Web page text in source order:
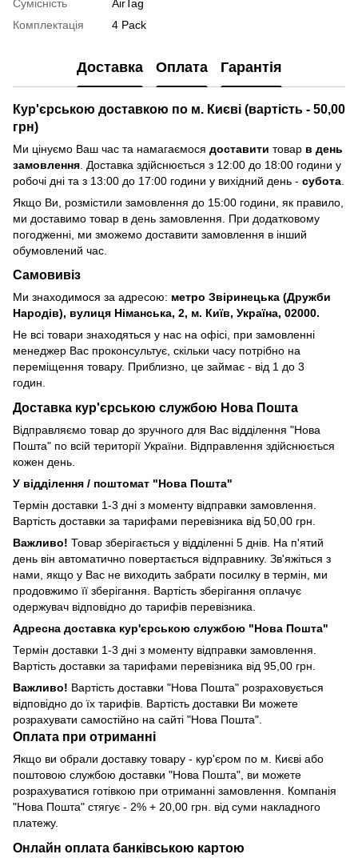
Сумісність
AirTag
Комплектація
4 Pack
Доставка Оплата Гарантія
Кур'єрською доставкою по м. Києві (вартість - 50,00
грн)
Ми цінуємо Ваш час та намагаємося доставити товар в день
замовлення . Доставка здійснюється з 12:00 до 18:00 години у
робочі дні та з 13:00 до 17:00 години у вихідний день - субота
Якщо Ви, розмістили замовлення до 15:00 години, як правило,
ми доставимо товар в день замовлення. При додатковому
погодженні, ми зможемо доставити замовлення в інший
обумовлений час.
Самовивіз
Ми знаходимося за адресою: метро Звіринецька (Дружби
Народів), вулиця Німанська, 2, м. Київ, Україна, 02000.
Не всі товари знаходяться у нас на офісі, при замовленні
менеджер Вас проконсультує, скільки часу потрібно на
переміщення товару. Приблизно, це займає - від 1 до 3
годин.
Доставка кур'єрською службою Нова Пошта
Відправляємо товар до зручного для Вас відділення "Нова
Пошта" по всій території України. Відправлення здійснюється
кожен день.
У відділення / поштомат "Нова Пошта"
Термін доставки 1-3 дні з моменту відправки замовлення.
Вартість доставки за тарифами перевізника від 50,00 грн.
Важливо! Товар зберігається у відділенні 5 днів. На п'ятий
день він автоматично повертається відправнику. Зв'яжіться з
нами, якщо у Вас не виходить забрати посилку в термін, ми
продовжимо її зберігання. Вартість зберігання оплачує
одержувач відповідно до тарифів перевізника.
Адресна доставка кур'єрською службою "Нова Пошта"
Термін доставки 1-3 дні з моменту відправки замовлення.
Вартість доставки за тарифами перевізника від 95,00 грн.
Важливо! Вартість доставки "Нова Пошта" розраховується
відповідно до їх тарифів. Вартість доставки Ви можете
розрахувати самостійно на сайті "Нова Пошта".
Оплата при отриманні
Якщо ви обрали доставку товару - кур'єром по м. Києві або
поштовою службою доставки "Нова Пошта", ви можете
розрахуватися готівкою при отриманні замовлення. Компанія
"Нова Пошта" стягує - 2% + 20,00 грн. від суми накладного
платежу.
Онлайн оплата банківською картою